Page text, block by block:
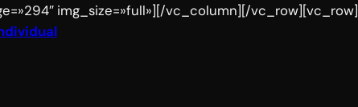
img_size=»full»][/vc_column][/vc_row][vc_row]